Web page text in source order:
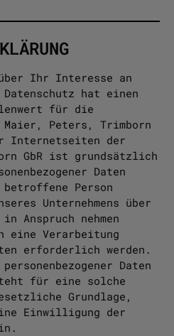
Ihr Interesse an
Datenschutz hat einen
für die
Peters, Trimborn
Internetseiten der
GbR ist grundsätzlich
Daten
Person
Unternehmens über
Anspruch nehmen
eine Verarbeitung
erforderlich werden.
Daten
für eine solche
Grundlage,
Einwilligung der